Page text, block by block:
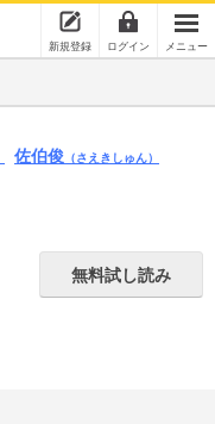
新規登録 ログイン メニュー
佐伯俊 （さえきしゅん）
無料試し読み